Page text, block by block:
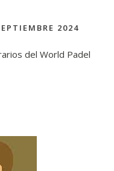
2024
del World Padel